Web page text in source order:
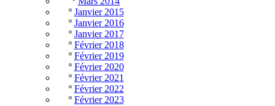
º Janvier 2015
º Janvier 2016
º Janvier 2017
º Février 2018
º Février 2019
º Février 2020
º Février 2021
º Février 2022
º Février 2023